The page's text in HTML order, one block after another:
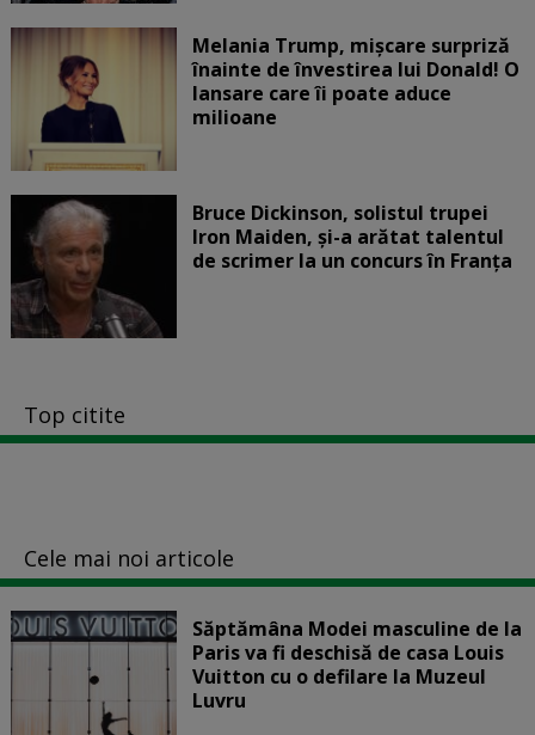
Melania Trump, mișcare surpriză
înainte de învestirea lui Donald! O
lansare care îi poate aduce
milioane
Bruce Dickinson, solistul trupei
Iron Maiden, şi-a arătat talentul
de scrimer la un concurs în Franţa
Top citite
Cele mai noi articole
Săptămâna Modei masculine de la
Paris va fi deschisă de casa Louis
Vuitton cu o defilare la Muzeul
Luvru